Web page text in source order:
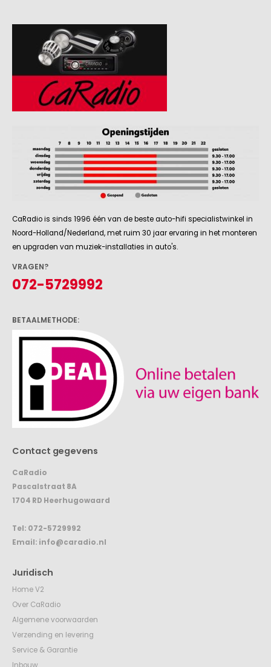
CaRadio is sinds 1996 één van de beste auto-hifi specialistwinkel in
Noord-Holland/Nederland, met ruim 30 jaar ervaring in het monteren
en upgraden van muziek-installaties in auto's.
VRAGEN?
072-5729992
BETAALMETHODE:
Contact gegevens
CaRadio
Pascalstraat 8A
1704 RD Heerhugowaard
Tel: 072-5729992
Email: info@caradio.nl
Juridisch
Home V2
Over CaRadio
Algemene voorwaarden
Verzending en levering
Service & Garantie
Inbouw